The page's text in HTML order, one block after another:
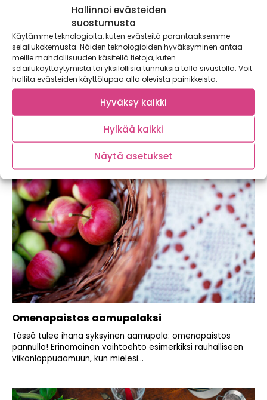
Hallinnoi evästeiden
suostumusta
Käytämme teknologioita, kuten evästeitä parantaaksemme
selailukokemusta. Näiden teknologioiden hyväksyminen antaa
meille mahdollisuuden käsitellä tietoja, kuten
selailukäyttäytymistä tai yksilöllisiä tunnuksia tällä sivustolla. Voit
hallita evästeiden käyttölupaa alla olevista painikkeista.
Hyväksy kaikki
Hylkää kaikki
Näytä asetukset
Uuniomenat ja suolakinuskikastike – syksyn
klassikkojälkkäri
Syksyn klassikkojälkkäri on entistäkin ihanampi, kun
uuniomenat saavat kaverikseen kuuman itse keitetyn
suolakinuskin. Hapokkaat...
Omenapaistos aamupalaksi
Tässä tulee ihana syksyinen aamupala: omenapaistos
pannulla! Erinomainen vaihtoehto esimerkiksi rauhalliseen
viikonloppuaamuun, kun mielesi...